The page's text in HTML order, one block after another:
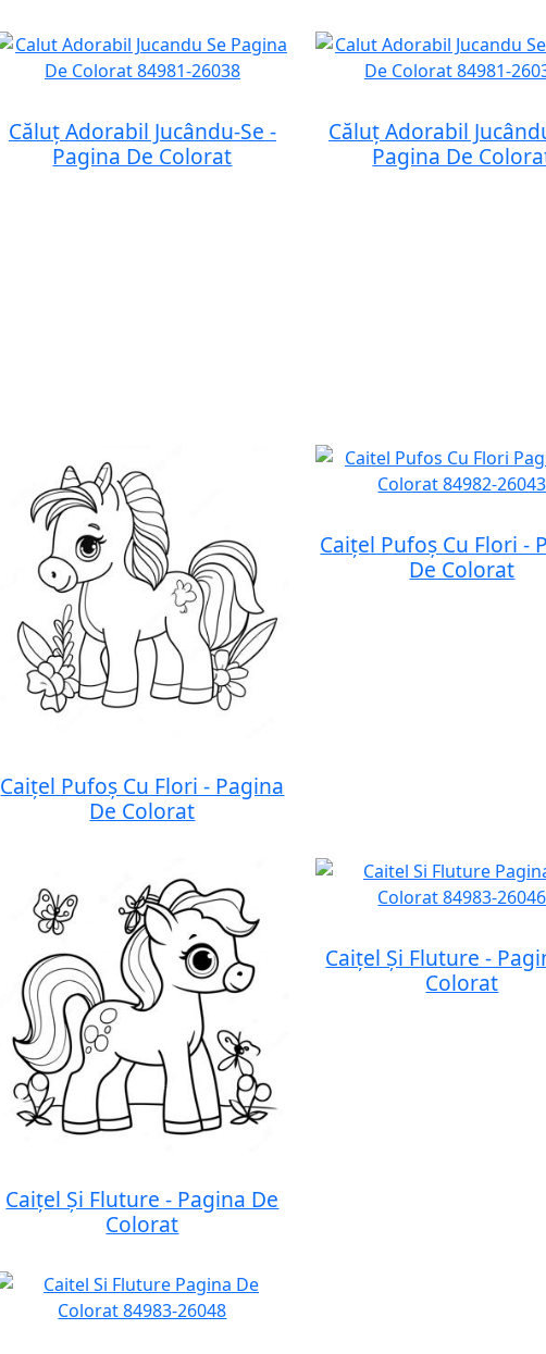
Căluț Adorabil Jucându-Se -
Pagina De Colorat
Căluț Adorabil
Pagina De
Caițel Pufoș Cu Flori - Pagina
De Colorat
Caițel Pufoș Cu Flori -
De Colorat
Caițel Și Fluture - Pagina De
Colorat
Caițel Și Fluture -
Colorat